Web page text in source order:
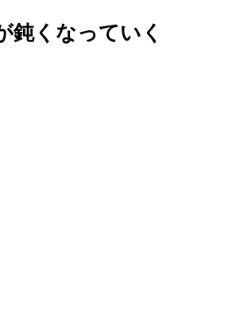
鈍くなっていく